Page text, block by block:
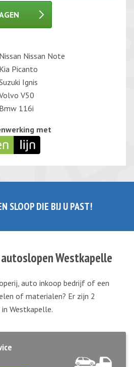
Nissan Nissan Note
Kia Picanto
Ignis
V50
Bmw 116i
met
SLOOP DIE BIJ U PAST!
Westkapelle
auto inkoop bedrijf of een
of materialen? Er zijn 2
Westkapelle.